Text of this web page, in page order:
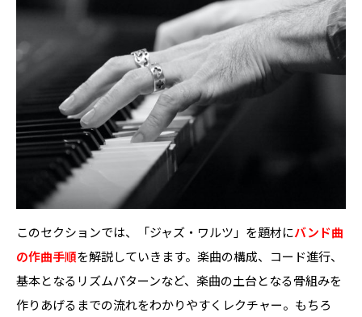
このセクションでは、「ジャズ・ワルツ」を題材にバンド曲
の作曲手順を解説していきます。楽曲の構成、コード進行、
基本となるリズムパターンなど、楽曲の土台となる骨組みを
作りあげるまでの流れをわかりやすくレクチャー。もちろ